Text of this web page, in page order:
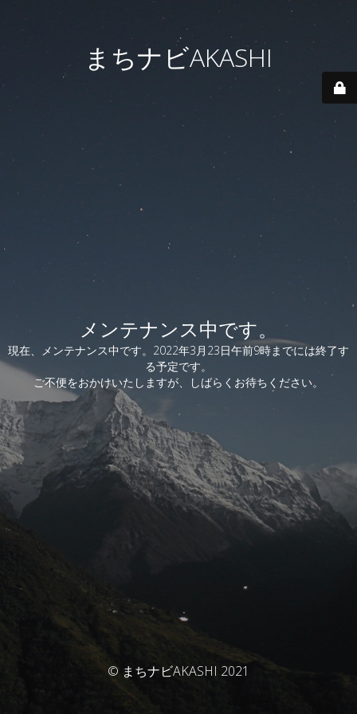
まちナビAKASHI
メンテナンス中です。
現在、メンテナンス中です。2022年3月23日午前9時までには終了す
る予定です。
ご不便をおかけいたしますが、しばらくお待ちください。
© まちナビAKASHI 2021